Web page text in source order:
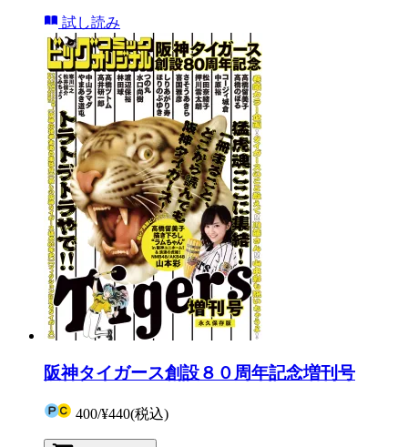
試し読み
阪神タイガース創設８０周年記念増刊号
400/¥440(税込)